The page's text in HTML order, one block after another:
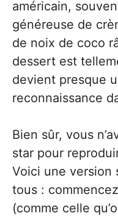
américain,
généreuse de
de noix de coco
dessert est
devient presque
reconnaissance
Bien sûr, vous
star pour
Voici une version
tous :
(comme celle